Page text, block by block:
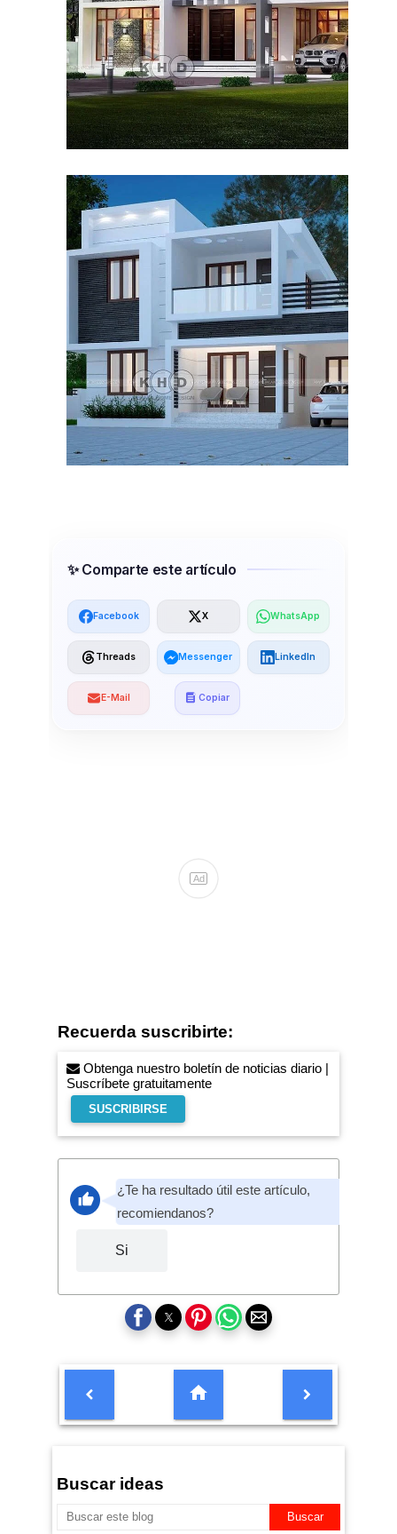
✨ Comparte este artículo
Facebook X WhatsApp
Threads Messenger LinkedIn
E-Mail Copiar
Ad
Recuerda suscribirte:
Obtenga nuestro boletín de noticias diario |
Suscríbete gratuitamente
SUSCRIBIRSE
¿Te ha resultado útil este artículo,
recomiendanos?
Si
Buscar ideas